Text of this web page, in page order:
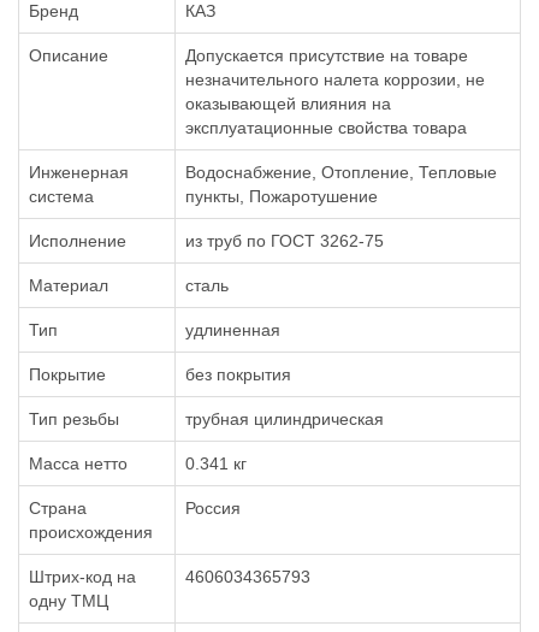
Бренд КАЗ
Описание
Допускается присутствие на товаре
незначительного налета коррозии, не
оказывающей влияния на
эксплуатационные свойства товара
Инженерная
система
Водоснабжение, Отопление, Тепловые
пункты, Пожаротушение
Исполнение из труб по ГОСТ 3262-75
Материал сталь
Тип удлиненная
Покрытие без покрытия
Тип резьбы трубная цилиндрическая
Масса нетто 0.341 кг
Страна
происхождения
Россия
Штрих-код на
одну ТМЦ
4606034365793